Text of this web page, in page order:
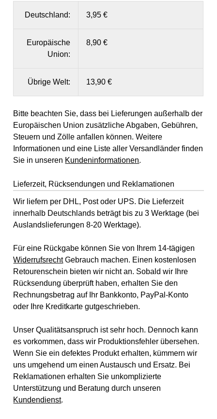
Deutschland: 3,95 €
Europäische
Union:
8,90 €
Übrige Welt: 13,90 €
Bitte beachten Sie, dass bei Lieferungen außerhalb der
Europäischen Union zusätzliche Abgaben, Gebühren,
Steuern und Zölle anfallen können. Weitere
Informationen und eine Liste aller Versandländer finden
Sie in unseren Kundeninformationen.
Lieferzeit, Rücksendungen und Reklamationen
Wir liefern per DHL, Post oder UPS. Die Lieferzeit
innerhalb Deutschlands beträgt bis zu 3 Werktage (bei
Auslandslieferungen 8-20 Werktage).
Für eine Rückgabe können Sie von Ihrem 14-tägigen
WiderrufsrechtGebrauch machen. Einen kostenlosen
Retourenschein bieten wir nicht an. Sobald wir Ihre
Rücksendung überprüft haben, erhalten Sie den
Rechnungsbetrag auf Ihr Bankkonto, PayPal-Konto
oder Ihre Kreditkarte gutgeschrieben.
Unser Qualitätsanspruch ist sehr hoch. Dennoch kann
es vorkommen, dass wir Produktionsfehler übersehen.
Wenn Sie ein defektes Produkt erhalten, kümmern wir
uns umgehend um einen Austausch und Ersatz. Bei
Reklamationen erhalten Sie unkomplizierte
Unterstützung und Beratung durch unseren
Kundendienst.